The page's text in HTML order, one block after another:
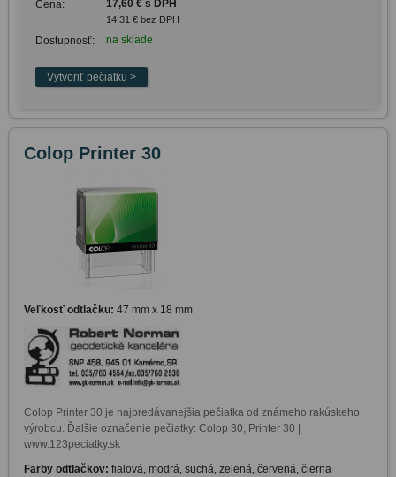
Cena: 17,60 € s DPH
14,31 € bez DPH
Dostupnosť: na sklade
Colop Printer 30
Veľkosť odtlačku: 47 mm x 18 mm
Colop Printer 30 je najpredávanejšia pečiatka od známeho rakúskeho
výrobcu. Ďalšie označenie pečiatky: Colop 30, Printer 30 |
www.123peciatky.sk
Farby odtlačkov: fialová, modrá, suchá, zelená, červená, čierna